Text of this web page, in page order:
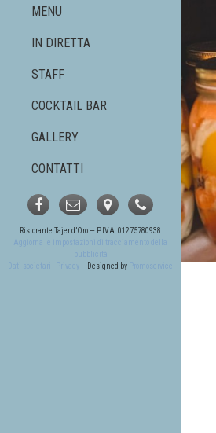
MENU
IN DIRETTA
STAFF
COCKTAIL BAR
GALLERY
CONTATTI
Ristorante Tajer d’Oro — P.IVA: 01275780938
Aggiorna le impostazioni di tracciamento della
pubblicità
Dati societari
Privacy – Designed by Promoservice